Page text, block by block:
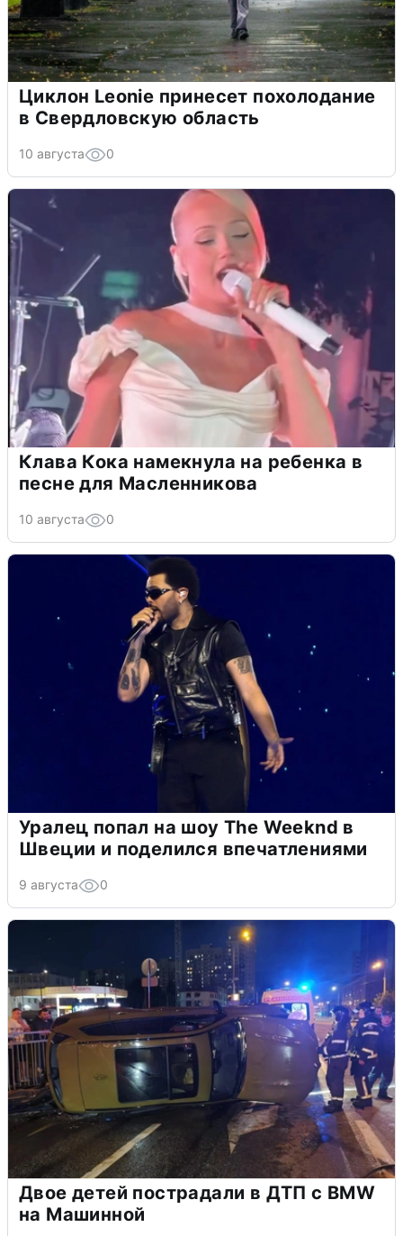
Циклон Leonie принесет похолодание
в Свердловскую область
10 августа 0
Клава Кока намекнула на ребенка в
песне для Масленникова
10 августа 0
Уралец попал на шоу The Weeknd в
Швеции и поделился впечатлениями
9 августа 0
Двое детей пострадали в ДТП с BMW
на Машинной